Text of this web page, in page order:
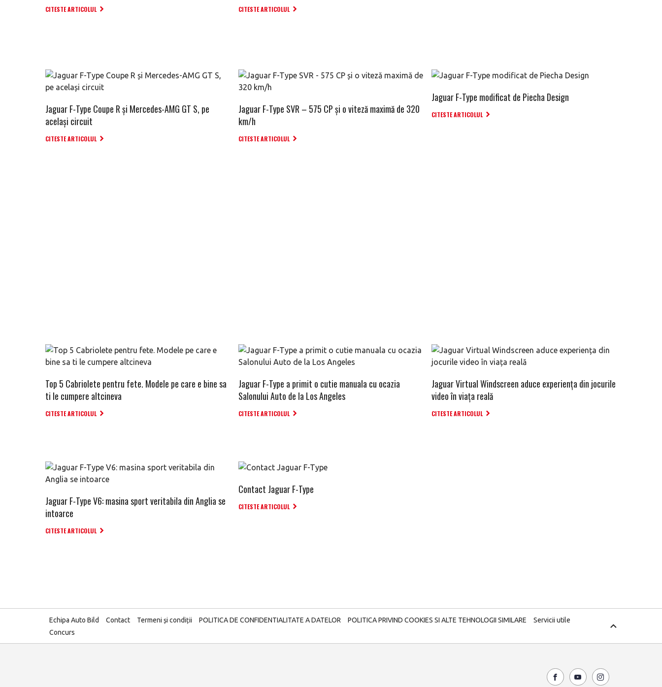
CITESTE ARTICOLUL CITESTE ARTICOLUL
Jaguar F-Type Coupe R și Mercedes-AMG GT S, pe
același circuit
CITESTE ARTICOLUL
Jaguar F-Type SVR – 575 CP și o viteză maximă de 320
km/h
CITESTE ARTICOLUL
Jaguar F-Type modificat de Piecha Design
CITESTE ARTICOLUL
Top 5 Cabriolete pentru fete. Modele pe care e bine sa
ti le cumpere altcineva
CITESTE ARTICOLUL
Jaguar F-Type a primit o cutie manuala cu ocazia
Salonului Auto de la Los Angeles
CITESTE ARTICOLUL
Jaguar Virtual Windscreen aduce experiența din jocurile
video în viața reală
CITESTE ARTICOLUL
Jaguar F-Type V6: masina sport veritabila din Anglia se
intoarce
CITESTE ARTICOLUL
Contact Jaguar F-Type
CITESTE ARTICOLUL
Echipa Auto Bild Contact Termeni și condiții POLITICA DE CONFIDENTIALITATE A DATELOR POLITICA PRIVIND COOKIES SI ALTE TEHNOLOGII SIMILARE
Servicii utile
Concurs